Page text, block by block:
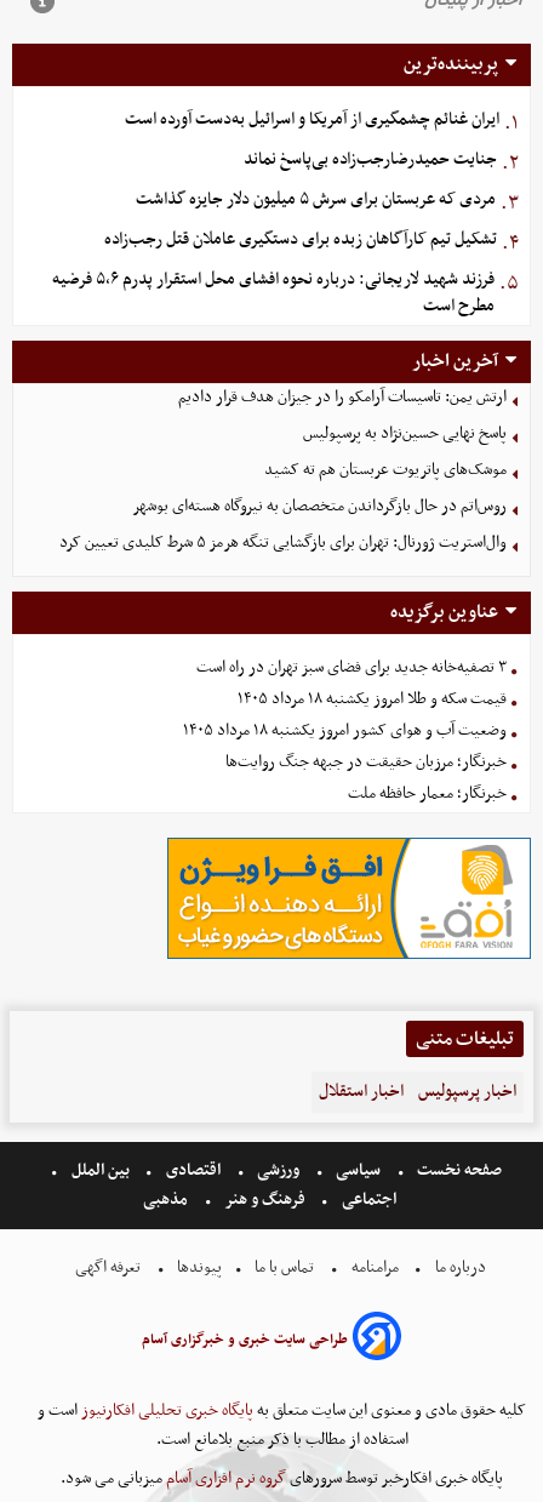
پربیننده‌ترین
۱. ایران غنائم چشمگیری از آمریکا و اسرائیل به‌دست آورده است
۲. جنایت حمیدرضارجب‌زاده بی‌پاسخ نماند
۳. مردی که عربستان برای سرش ۵ میلیون دلار جایزه گذاشت
۴. تشکیل تیم کارآگاهان زبده برای دستگیری عاملان قتل رجب‌زاده
۵.
فرزند شهید لاریجانی: درباره نحوه افشای محل استقرار پدرم ۵،۶ فرضیه
مطرح است
آخرین اخبار
ارتش یمن: تاسیسات آرامکو را در جیزان هدف قرار دادیم
پاسخ نهایی حسین‌نژاد به پرسپولیس
موشک‌های پاتریوت عربستان هم ته‌ کشید
روس‌اتم در حال بازگرداندن متخصصان به نیروگاه هسته‌ای بوشهر
وال‌استریت ژورنال: تهران برای بازگشایی تنگه هرمز ۵ شرط کلیدی تعیین کرد
عناوین برگزیده
۳ تصفیه‌خانه جدید برای فضای سبز تهران در راه است
قیمت سکه و طلا امروز یکشنبه ۱۸ مرداد ۱۴۰۵
وضعیت آب و هوای کشور امروز یکشنبه ۱۸ مرداد ۱۴۰۵
خبرنگار؛ مرزبان حقیقت در جبهه جنگ روایت‌ها
خبرنگار؛ معمار حافظه ملت
تبلیغات متنی
اخبار پرسپولیس اخبار استقلال
صفحه نخست سیاسی ورزشی اقتصادی
بین الملل
اجتماعی
فرهنگ و هنر مذهبی
درباره ما مرامنامه تماس با ما پیوندها تعرفه اگهی
طراحی سایت خبری و خبرگزاری آسام
کلیه حقوق مادی و معنوی این سایت متعلق بهپایگاه خبری تحلیلی افکارنیوزاست و
استفاده از مطالب با ذکر منبع بلامانع است.
پایگاه خبری افکارخبر توسط سرورهایگروه نرم افزاری آساممیزبانی می شود.